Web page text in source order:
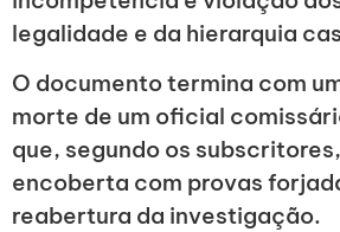
legalidade e da hierarquia
O documento termina com
morte de um oficial
que, segundo os
encoberta com provas
reabertura da investigação.